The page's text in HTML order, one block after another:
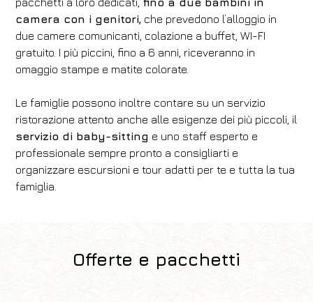
camera con i genitori, che prevedono l’alloggio in
due camere comunicanti, colazione a buffet, WI-FI
gratuito. I più piccini, fino a 6 anni, riceveranno in
omaggio stampe e matite colorate.
Le famiglie possono inoltre contare su un servizio
ristorazione attento anche alle esigenze dei più piccoli, il
servizio di baby-sitting e uno staff esperto e
professionale sempre pronto a consigliarti e
organizzare escursioni e tour adatti per te e tutta la tua
famiglia.
Offerte e pacchetti